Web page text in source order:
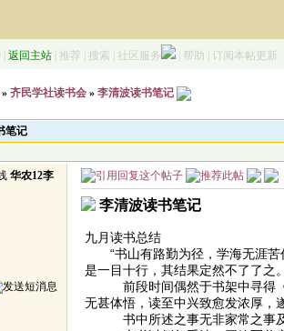
返回主站 推荐 搜索 社区服务 帮助 订阅本帖更新
» 齐民学社读书会 » 李清波读书笔记
笔记
华农12李
李清波读书笔记
九月读书总结
“书山有路勤为径，学海无涯苦
是一目十行，其结果定然不了了之
前段时间偶然于书架中寻得《
无甚体悟，读至中兴致愈发浓厚，
书中所述之事无非家常之事及